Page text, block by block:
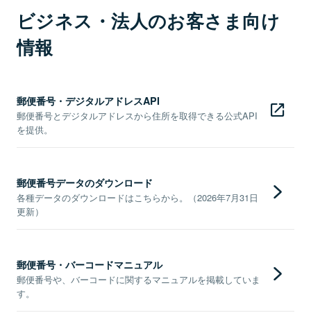
ビジネス・法人のお客さま向け
情報
郵便番号・デジタルアドレスAPI
郵便番号とデジタルアドレスから住所を取得できる公式API
を提供。
郵便番号データのダウンロード
各種データのダウンロードはこちらから。（2026年7月31日
更新）
郵便番号・バーコードマニュアル
郵便番号や、バーコードに関するマニュアルを掲載していま
す。